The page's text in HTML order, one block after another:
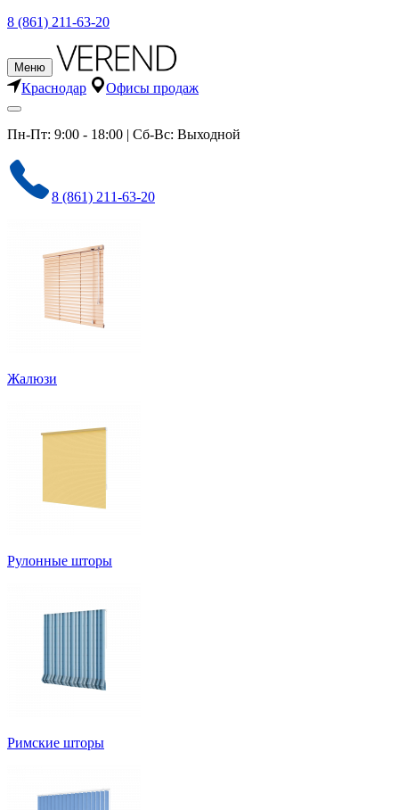
8 (861) 211-63-20
Меню
Краснодар Офисы продаж
Пн-Пт: 9:00 - 18:00 | Сб-Вс: Выходной
8 (861) 211-63-20
Жалюзи
Рулонные шторы
Римские шторы